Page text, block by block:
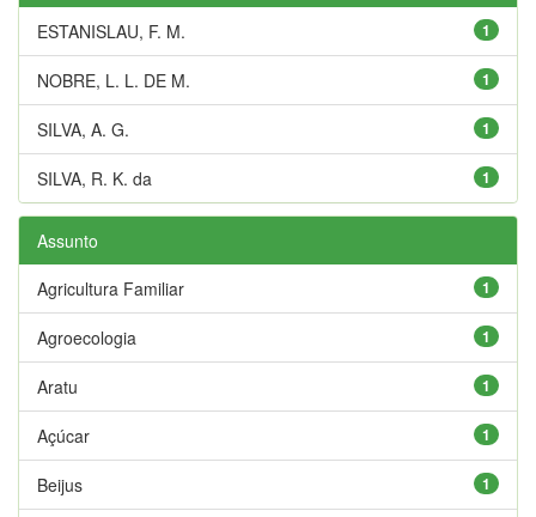
1
ESTANISLAU, F. M.
1
NOBRE, L. L. DE M.
1
SILVA, A. G.
1
SILVA, R. K. da
Assunto
1
Agricultura Familiar
1
Agroecologia
1
Aratu
1
Açúcar
1
Beijus